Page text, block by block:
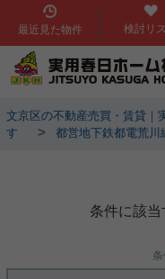
最近見た物件 検討リ
文京区の不動産売買・賃貸｜
す
> 都営地下鉄都電荒川
条件に該当
条